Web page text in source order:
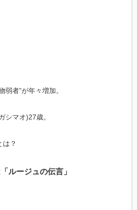
弱者”が年々増加。
シマオ)27歳。
は？
ルージュの伝言」